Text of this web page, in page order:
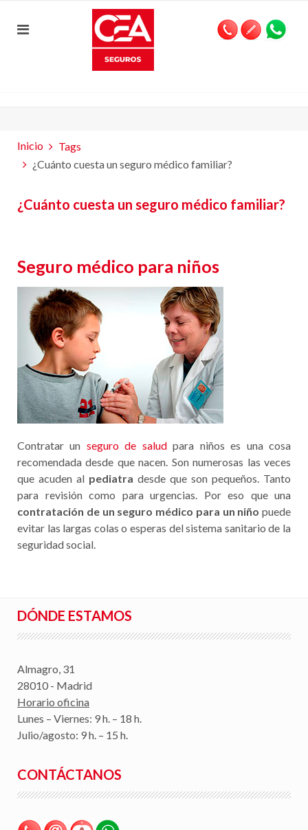
Inicio
Tags
¿Cuánto cuesta un seguro médico familiar?
¿Cuánto cuesta un seguro médico familiar?
Seguro médico para niños
Contratar un seguro de saludpara niños es una cosa
recomendada desde que nacen. Son numerosas las veces
que acuden al pediatra desde que son pequeños. Tanto
para revisión como para urgencias. Por eso que una
contratación de un seguro médico para un niño puede
evitar las largas colas o esperas del sistema sanitario de la
seguridad social.
DÓNDE ESTAMOS
Almagro, 31
28010 - Madrid
Horario oficina
Lunes – Viernes: 9 h. – 18 h.
Julio/agosto: 9 h. – 15 h.
CONTÁCTANOS